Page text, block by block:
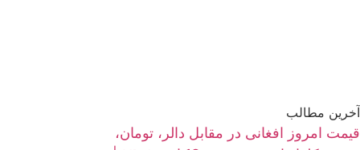
آخرین مطالب
قیمت امروز افغانی در مقابل دالر، تومان،